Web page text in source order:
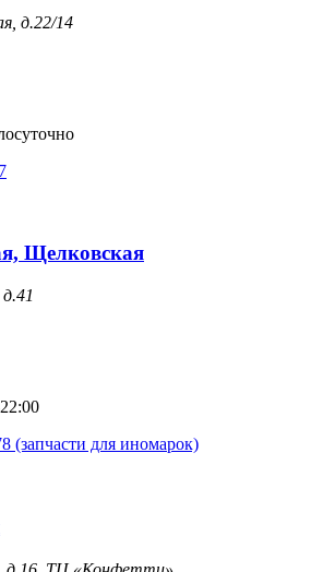
д.22/14
Щелковская
(запчасти для иномарок)